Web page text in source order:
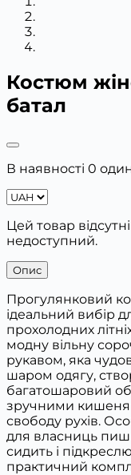
Костюм
батал
В наявності 0
Цей товар
недоступний.
Опис
Прогулянковий
ідеальний вибір
прохолодних
модну вільну
рукавом, яка
шаром одягу,
багатошаровий
зручними
свободу рухів.
для власниць
сидить і
практичний